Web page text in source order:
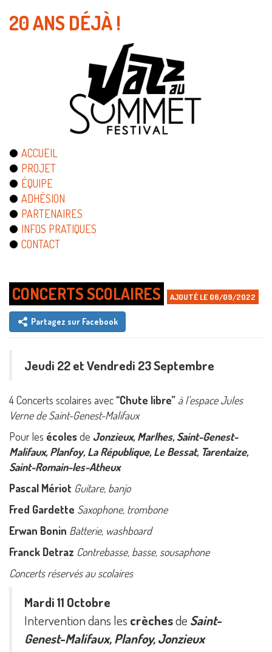
20 ANS DÉJÀ !
ACCUEIL
PROJET
ÉQUIPE
ADHÉSION
PARTENAIRES
INFOS PRATIQUES
CONTACT
CONCERTS SCOLAIRES AJOUTÉ LE 06/09/2022
Partagez sur Facebook
Jeudi 22 et Vendredi 23 Septembre
4 Concerts scolaires avec‘‘Chute libre’’ à l’espace Jules
Verne de Saint-Genest-Malifaux
Pour les écolesde Jonzieux, Marlhes, Saint-Genest-
Malifaux, Planfoy, La République, Le Bessat, Tarentaize,
Saint-Romain-les-Atheux
Pascal Mériot Guitare, banjo
Fred Gardette Saxophone, trombone
Erwan Bonin Batterie, washboard
Franck Detraz Contrebasse, basse, sousaphone
Concerts réservés au scolaires
Mardi 11 Octobre
Intervention dans les crèchesde Saint-
Genest-Malifaux, Planfoy, Jonzieux